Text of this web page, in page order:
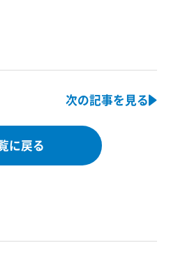
次の記事を見る
に戻る